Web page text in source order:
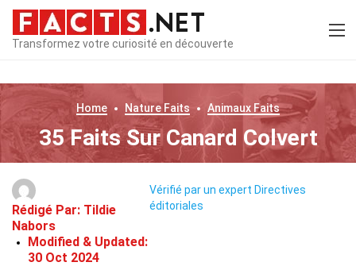
Transformez votre curiosité en découverte
Home Nature Faits Animaux Faits
35 Faits Sur Canard Colvert
Rédigé Par: Tildie
Nabors
Modified & Updated:
30 Oct 2024
Vérifié par un expert Directives
éditoriales